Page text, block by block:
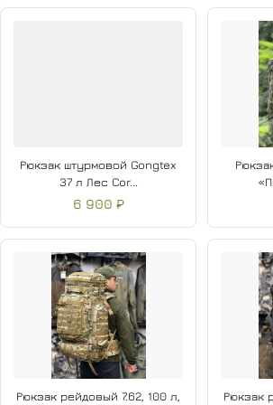
фронтальный карман;
Верхняя нейлоновая диафрагма
Петлевидные ручки для переноски
Рюкзак штурмовой Gongtex
37 л Лес Cor...
6 900 ₽
Рюкзак рейдовый 7.62, 100 л,
Рюкзак